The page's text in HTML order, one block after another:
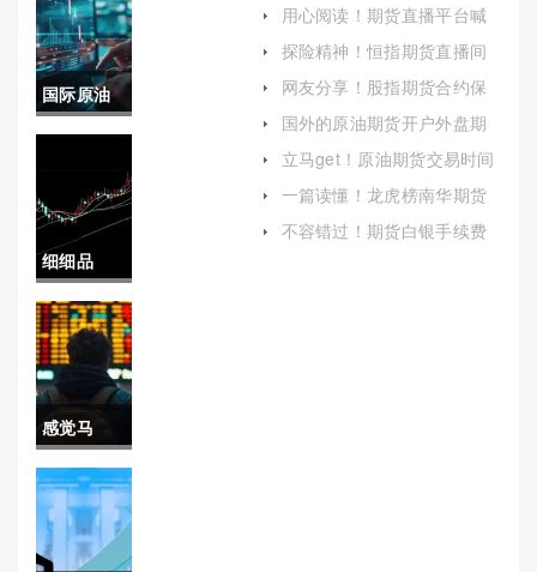
国际原油
每月价格
表(国际原
油每月价
格表图)
细细品
读！场外
交易市场
(定义、结
构、功能
与影响)
感觉马
住！萧山
黄金期货
开户条件
行为以适应市场的变化）
用心阅读！期货直播平台喊
喊单)
探险精神！恒指期货直播间
分析）
网友分享！股指期货合约保
约的履行）
国外的原油期货开户外盘期
户平台)
立马get！原油期货交易时间
货交易的运作机制)
一篇读懂！龙虎榜南华期货
不容错过！期货白银手续费